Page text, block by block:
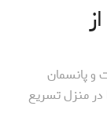
و پانسمان
در منزل تسریع